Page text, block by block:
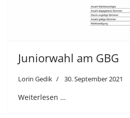
Juniorwahl am GBG
Lorin Gedik 30. September 2021
Weiterlesen …